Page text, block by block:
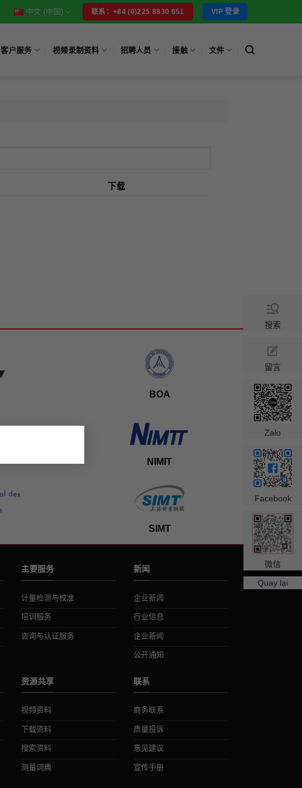
中文 (中国) 联系：+84 (0)225 8830 651 VIP 登录
客户服务 视频录制资料 招聘人员 接触 文件
下载
BOA
NIMIT
SIMT
主要服务
计量检测与校准
培训服务
咨询与认证服务
新闻
企业新闻
行业信息
企业新闻
公开通知
资源共享
视频资料
下载资料
搜索资料
测量词典
联系
商务联系
质量投诉
意见建议
宣传手册
搜索
留言
Zalo
Facebook
微信
Quay lại